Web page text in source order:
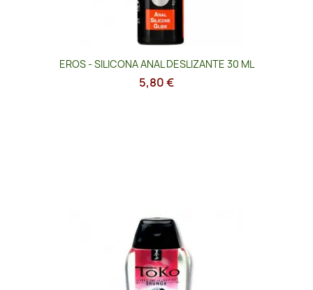
EROS - SILICONA ANAL DESLIZANTE 30 ML
5,80 €